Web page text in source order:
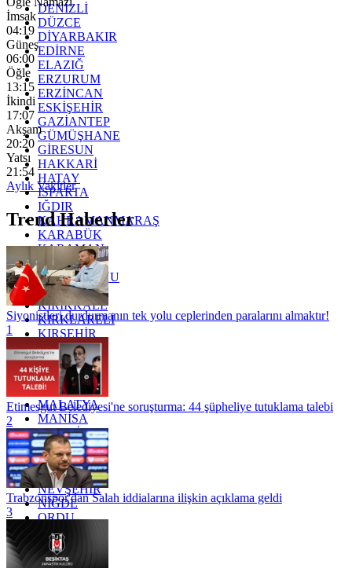
DENİZLİ
DÜZCE
DİYARBAKIR
EDİRNE
ELAZIĞ
ERZURUM
ERZİNCAN
ESKİŞEHİR
GAZİANTEP
GÜMÜŞHANE
GİRESUN
HAKKARİ
HATAY
ISPARTA
IĞDIR
KAHRAMANMARAŞ
KARABÜK
KARAMAN
KARS
KASTAMONU
KAYSERİ
KIRIKKALE
KIRKLARELİ
KIRŞEHİR
KOCAELİ
KONYA
KÜTAHYA
KİLİS
MALATYA
MANİSA
MARDİN
MERSİN
MUĞLA
MUŞ
NEVŞEHİR
NİĞDE
ORDU
OSMANİYE
RİZE
SAKARYA
İmsak
04:19
Güneş
06:00
Öğle
13:15
İkindi
17:07
Akşam
20:20
Yatsı
21:54
Aylık Vakitler
Trend Haberler
Siyonistleri durdurmanın tek yolu ceplerinden paralarını almaktır!
1
Etimesgut Belediyesi'ne soruşturma: 44 şüpheliye tutuklama talebi
2
Trabzonspor'dan Salah iddialarına ilişkin açıklama geldi
3